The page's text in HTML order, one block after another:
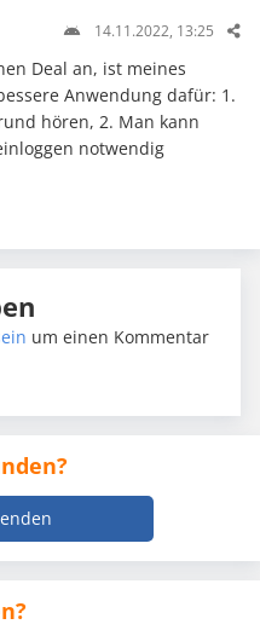
14.11.2022, 13:25
Deal an, ist meines
Anwendung dafür: 1.
hören, 2. Man kann
notwendig
um einen Kommentar